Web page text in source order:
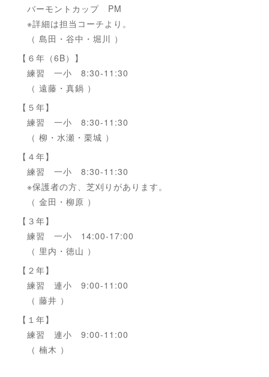
バーモントカップ PM
※詳細は担当コーチより。
（ 島田・谷中・堀川 ）
【６年（6B）】
練習 一小 8:30-11:30
（ 遠藤・真鍋 ）
【５年】
練習 一小 8:30-11:30
（ 柳・水瀬・栗城 ）
【４年】
練習 一小 8:30-11:30
※保護者の方、芝刈りがあります。
（ 金田・柳原 ）
【３年】
練習 一小 14:00-17:00
（ 里内・徳山 ）
【２年】
練習 連小 9:00-11:00
（ 藤井 ）
【１年】
練習 連小 9:00-11:00
（ 楠木 ）